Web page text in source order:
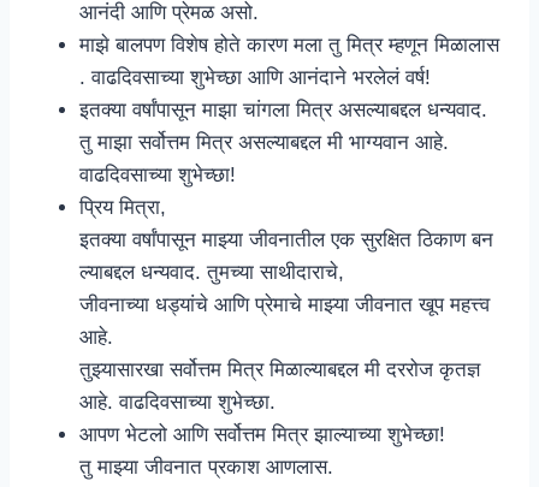
आनंदी आणि प्रेमळ असो.
माझे बालपण विशेष होते कारण मला तु मित्र म्हणून मिळालास
. वाढदिवसाच्या शुभेच्छा आणि आनंदाने भरलेलं वर्ष!
इतक्या वर्षांपासून माझा चांगला मित्र असल्याबद्दल धन्यवाद.
तु माझा सर्वोत्तम मित्र असल्याबद्दल मी भाग्यवान आहे.
वाढदिवसाच्या शुभेच्छा!
प्रिय मित्रा,
इतक्या वर्षांपासून माझ्या जीवनातील एक सुरक्षित ठिकाण बन
ल्याबद्दल धन्यवाद. तुमच्या साथीदाराचे,
जीवनाच्या धड्यांचे आणि प्रेमाचे माझ्या जीवनात खूप महत्त्व
आहे.
तुझ्यासारखा सर्वोत्तम मित्र मिळाल्याबद्दल मी दररोज कृतज्ञ
आहे. वाढदिवसाच्या शुभेच्छा.
आपण भेटलो आणि सर्वोत्तम मित्र झाल्याच्या शुभेच्छा!
तु माझ्या जीवनात प्रकाश आणलास.